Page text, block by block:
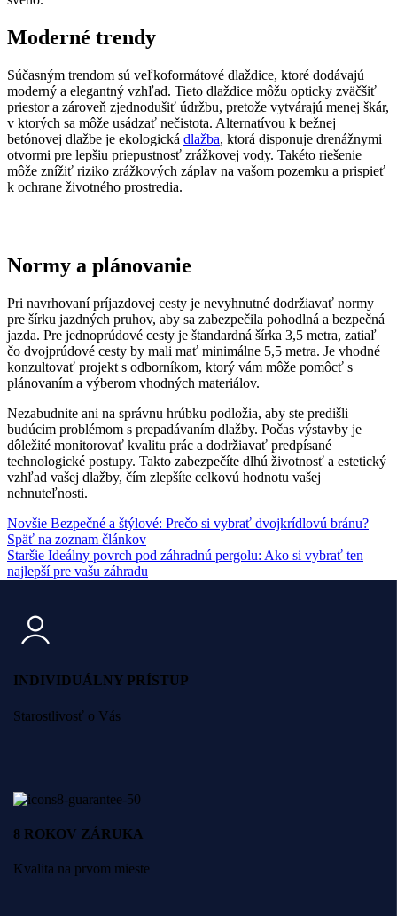
Moderné trendy
Súčasným trendom sú veľkoformátové dlaždice, ktoré dodávajú
moderný a elegantný vzhľad. Tieto dlaždice môžu opticky zväčšiť
priestor a zároveň zjednodušiť údržbu, pretože vytvárajú menej škár,
v ktorých sa môže usádzať nečistota. Alternatívou k bežnej
betónovej dlažbe je ekologická dlažba, ktorá disponuje drenážnymi
otvormi pre lepšiu priepustnosť zrážkovej vody. Takéto riešenie
môže znížiť riziko zrážkových záplav na vašom pozemku a prispieť
k ochrane životného prostredia.
Normy a plánovanie
Pri navrhovaní príjazdovej cesty je nevyhnutné dodržiavať normy
pre šírku jazdných pruhov, aby sa zabezpečila pohodlná a bezpečná
jazda. Pre jednoprúdové cesty je štandardná šírka 3,5 metra, zatiaľ
čo dvojprúdové cesty by mali mať minimálne 5,5 metra. Je vhodné
konzultovať projekt s odborníkom, ktorý vám môže pomôcť s
plánovaním a výberom vhodných materiálov.
Nezabudnite ani na správnu hrúbku podložia, aby ste predišli
budúcim problémom s prepadávaním dlažby. Počas výstavby je
dôležité monitorovať kvalitu prác a dodržiavať predpísané
technologické postupy. Takto zabezpečíte dlhú životnosť a estetický
vzhľad vašej dlažby, čím zlepšíte celkovú hodnotu vašej
nehnuteľnosti.
Novšie Bezpečné a štýlové: Prečo si vybrať dvojkrídlovú bránu?
Späť na zoznam článkov
Staršie Ideálny povrch pod záhradnú pergolu: Ako si vybrať ten
najlepší pre vašu záhradu
INDIVIDUÁLNY PRÍSTUP
Starostlivosť o Vás
8 ROKOV ZÁRUKA
Kvalita na prvom mieste